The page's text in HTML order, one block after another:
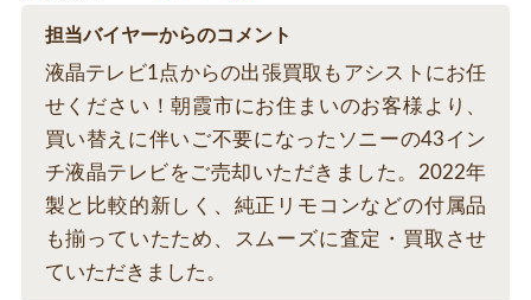
担当バイヤーからのコメント
液晶テレビ1点からの出張買取もアシストにお任
せください！朝霞市にお住まいのお客様より、
買い替えに伴いご不要になったソニーの43イン
チ液晶テレビをご売却いただきました。2022年
製と比較的新しく、純正リモコンなどの付属品
も揃っていたため、スムーズに査定・買取させ
ていただきました。